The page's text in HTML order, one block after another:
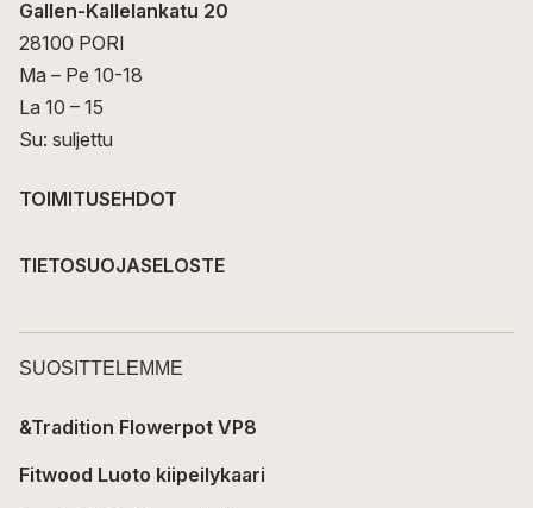
Gallen-Kallelankatu 20
28100 PORI
Ma – Pe 10-18
La 10 – 15
Su: suljettu
TOIMITUSEHDOT
TIETOSUOJASELOSTE
SUOSITTELEMME
&Tradition Flowerpot VP8
Fitwood Luoto kiipeilykaari